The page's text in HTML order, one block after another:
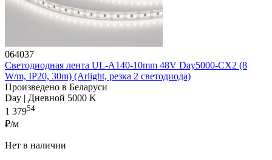
064037
Светодиодная лента UL-A140-10mm 48V Day5000-CX2 (8
W/m, IP20, 30m) (Arlight, резка 2 светодиода)
Произведено в Беларуси
Day | Дневной 5000 K
1 37954
₽/м
Нет в наличии